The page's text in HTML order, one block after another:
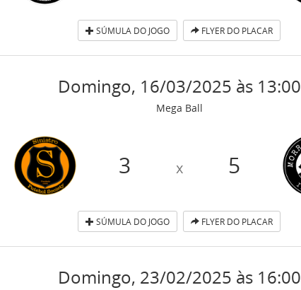
SÚMULA DO JOGO FLYER DO PLACAR
Domingo, 16/03/2025 às 13:00
Mega Ball
3 x 5
SÚMULA DO JOGO FLYER DO PLACAR
Domingo, 23/02/2025 às 16:00